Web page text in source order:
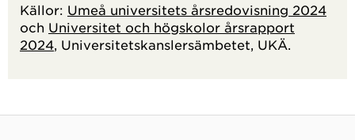
Källor: Umeå universitets årsredovisning 2024
och Universitet och högskolor årsrapport
2024 , Universitetskanslersämbetet, UKÄ.